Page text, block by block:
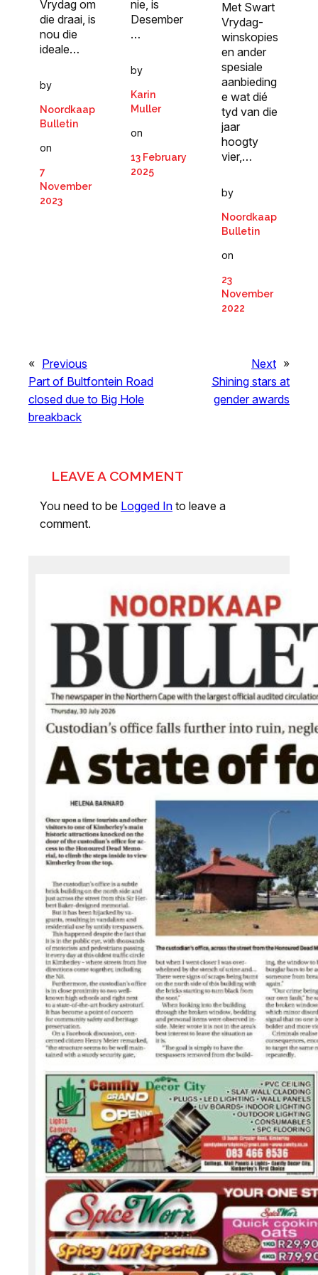
Vrydag om
die draai, is
nou die
ideale…
by
Noordkaap
Bulletin
on
7
November
2023
nie, is
Desember
…
by
Karin
Muller
on
13 February
2025
Met Swart
Vrydag-
winskopies
en ander
spesiale
aanbieding
e wat dié
tyd van die
jaar
hoogty
vier,…
by
Noordkaap
Bulletin
on
23
November
2022
« Previous
Part of Bultfontein Road
closed due to Big Hole
breakback
Next »
Shining stars at
gender awards
LEAVE A COMMENT
You need to be Logged In to leave a
comment.